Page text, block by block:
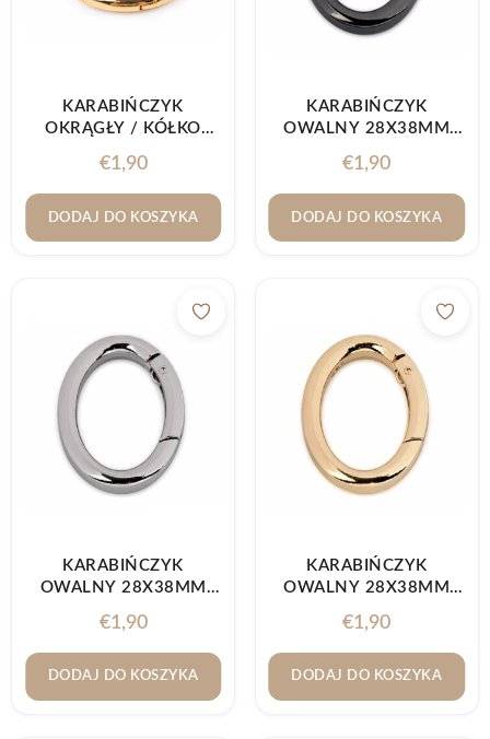
KARABIŃCZYK
OKRĄGŁY / KÓŁKO
€1,90
DODAJ DO KOSZYKA
KARABIŃCZYK
OWALNY 28X38MM
€1,90
DODAJ DO KOSZYKA
KARABIŃCZYK
OWALNY 28X38MM
€1,90
DODAJ DO KOSZYKA
KARABIŃCZYK
OWALNY 28X38MM
€1,90
DODAJ DO KOSZYKA